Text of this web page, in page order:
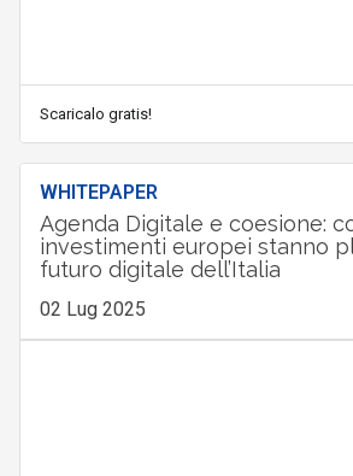
Scaricalo gratis!
WHITEPAPER
Agenda Digitale e coesione:
investimenti europei stanno
futuro digitale dell’Italia
02 Lug 2025